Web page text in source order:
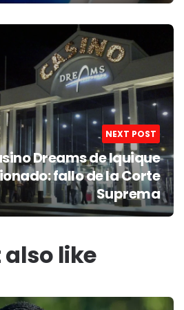
NEXT POST
Dreams de Iquique
fallo de la Corte
Suprema
like